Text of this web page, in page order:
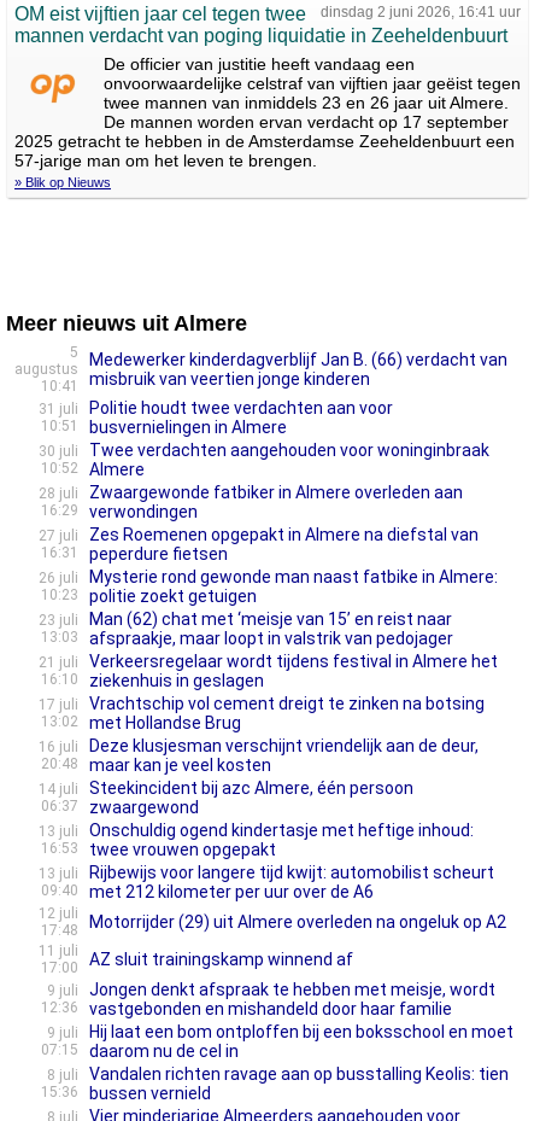
dinsdag 2 juni 2026, 16:41 uur
OM eist vijftien jaar cel tegen twee
mannen verdacht van poging liquidatie in Zeeheldenbuurt
De officier van justitie heeft vandaag een
onvoorwaardelijke celstraf van vijftien jaar geëist tegen
twee mannen van inmiddels 23 en 26 jaar uit Almere.
De mannen worden ervan verdacht op 17 september
2025 getracht te hebben in de Amsterdamse Zeeheldenbuurt een
57-jarige man om het leven te brengen.
» Blik op Nieuws
Meer nieuws uit Almere
5
augustus
10:41
Medewerker kinderdagverblijf Jan B. (66) verdacht van
misbruik van veertien jonge kinderen
31 juli
10:51
Politie houdt twee verdachten aan voor
busvernielingen in Almere
30 juli
10:52
Twee verdachten aangehouden voor woninginbraak
Almere
28 juli
16:29
Zwaargewon­de fatbiker in Almere overleden aan
verwondin­gen
27 juli
16:31
Zes Roemenen opgepakt in Almere na diefstal van
peperdure fietsen
26 juli
10:23
Mysterie rond gewonde man naast fatbike in Almere:
politie zoekt getuigen
23 juli
13:03
Man (62) chat met ‘meisje van 15’ en reist naar
afspraakje, maar loopt in valstrik van pedojager
21 juli
16:10
Verkeersregelaar wordt tijdens festival in Almere het
ziekenhuis in geslagen
17 juli
13:02
Vrachtschip vol cement dreigt te zinken na botsing
met Hollandse Brug
16 juli
20:48
Deze klusjesman verschijnt vriendelijk aan de deur,
maar kan je veel kosten
14 juli
06:37
Steekincident bij azc Almere, één persoon
zwaargewond
13 juli
16:53
Onschuldig ogend kindertasje met heftige inhoud:
twee vrouwen opgepakt
13 juli
09:40
Rijbewijs voor langere tijd kwijt: automobilist scheurt
met 212 kilometer per uur over de A6
12 juli
17:48
Motorrijder (29) uit Almere overleden na ongeluk op A2
11 juli
17:00
AZ sluit trainingskamp winnend af
9 juli
12:36
Jongen denkt afspraak te hebben met meisje, wordt
vastgebonden en mishandeld door haar familie
9 juli
07:15
Hij laat een bom ontploffen bij een boksschool en moet
daarom nu de cel in
8 juli
15:36
Vandalen richten ravage aan op busstalling Keolis: tien
bussen vernield
8 juli Vier minderjarige Almeerders aangehouden voor